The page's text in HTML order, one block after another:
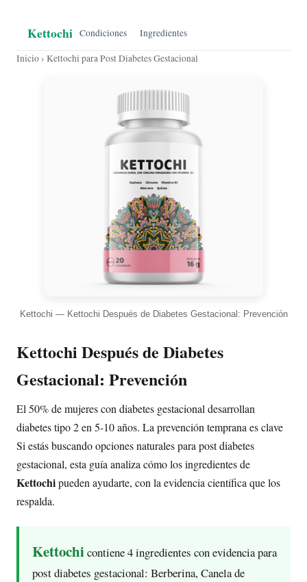
Kettochi Condiciones Ingredientes
Inicio› Kettochi para Post Diabetes Gestacional
Kettochi — Kettochi Después de Diabetes Gestacional: Prevención
Kettochi Después de Diabetes
Gestacional: Prevención
El 50% de mujeres con diabetes gestacional desarrollan
diabetes tipo 2 en 5-10 años. La prevención temprana es clave
Si estás buscando opciones naturales para post diabetes
gestacional, esta guía analiza cómo los ingredientes de
Kettochipueden ayudarte, con la evidencia científica que los
respalda.
Kettochicontiene 4 ingredientes con evidencia para
post diabetes gestacional: Berberina, Canela de